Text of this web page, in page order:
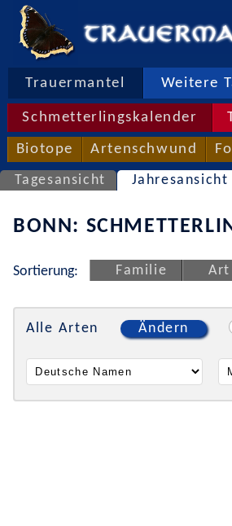
Trauermantel Weitere
Schmetterlingskalender
Biotope Artenschwund
Tagesansicht Jahresansicht
BONN:
Sortierung: Familie Art
Alle Arten Ändern